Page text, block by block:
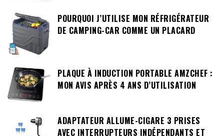
POURQUOI J’UTILISE MON RÉFRIGÉRATEUR
DE CAMPING-CAR COMME UN PLACARD
PLAQUE À INDUCTION PORTABLE AMZCHEF :
MON AVIS APRÈS 4 ANS D’UTILISATION
ADAPTATEUR ALLUME-CIGARE 3 PRISES
AVEC INTERRUPTEURS INDÉPENDANTS ET